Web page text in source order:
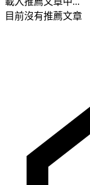
目前沒有推薦文章